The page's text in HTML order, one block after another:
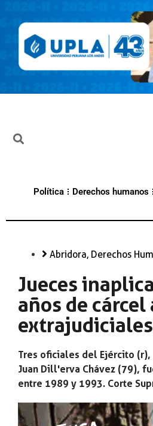
Política Derechos humanos
Abridora, Derechos
Jueces
años de
extrajudiciales
Tres oficiales del Ejército (r),
Juan Dill'erva Chávez (79),
entre 1989 y 1993. Corte